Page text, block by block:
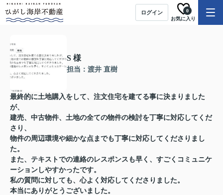
ログイン
お気に入り
0
S 様
担当：渡井 直樹
最終的に土地購入をして、注文住宅を建てる事に決まりました
が、
建売、中古物件、土地の全ての物件の検討を丁寧に対応してくだ
さり、
物件の周辺環境や細かな点までも丁寧に対応してくださりまし
た。
また、テキストでの連絡のレスポンスも早く、すごくコミュニケ
ーションしやすかったです。
私の質問に対しても、心よく対応してくださりました。
本当にありがとうございました。